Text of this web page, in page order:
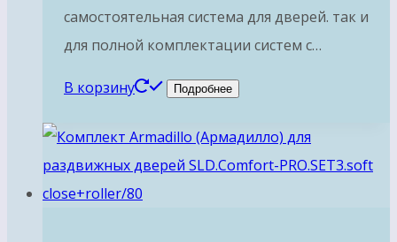
самостоятельная система для дверей. так и
для полной комплектации систем с…
В корзину Подробнее